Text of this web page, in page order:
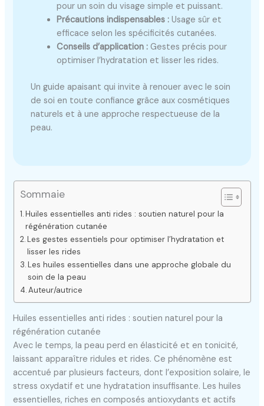
pour un soin du visage simple et puissant.
Précautions indispensables : Usage sûr et
efficace selon les spécificités cutanées.
Conseils d’application : Gestes précis pour
optimiser l’hydratation et lisser les rides.
Un guide apaisant qui invite à renouer avec le soin
de soi en toute confiance grâce aux cosmétiques
naturels et à une approche respectueuse de la
peau.
Sommaie
Huiles essentielles anti rides : soutien naturel pour la
régénération cutanée
Les gestes essentiels pour optimiser l’hydratation et
lisser les rides
Les huiles essentielles dans une approche globale du
soin de la peau
Auteur/autrice
Huiles essentielles anti rides : soutien naturel pour la
régénération cutanée
Avec le temps, la peau perd en élasticité et en tonicité,
laissant apparaître ridules et rides. Ce phénomène est
accentué par plusieurs facteurs, dont l’exposition solaire, le
stress oxydatif et une hydratation insuffisante. Les huiles
essentielles, riches en composés antioxydants et actifs